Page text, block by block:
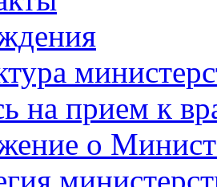
на прием к
о